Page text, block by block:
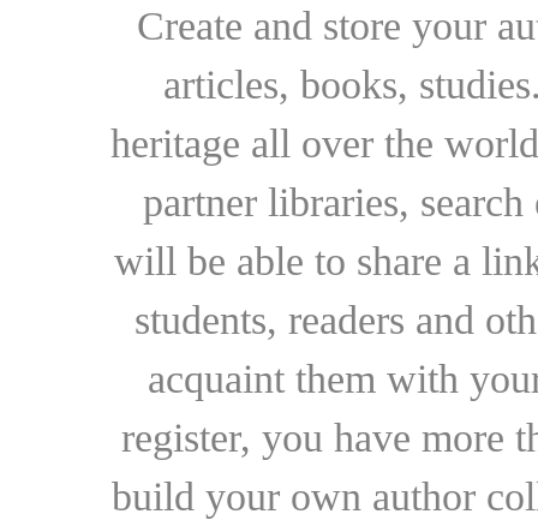
Create and store your
articles, books,
heritage all over the
partner libraries,
will be able to share a
students, readers and
acquaint them with
register, you have more
build your own author